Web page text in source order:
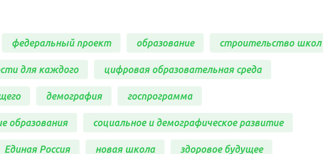
федеральный проект образование строительство школ
для каждого цифровая образовательная среда
демография госпрограмма
образования социальное и демографическое развитие
Единая Россия новая школа здоровое будущее